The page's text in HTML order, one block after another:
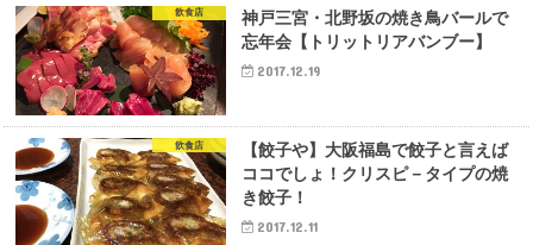
飲食店
神戸三宮・北野坂の焼き鳥バールで
忘年会【トリットリアバンブー】
2017.12.19
飲食店
【餃子や】大阪福島で餃子と言えば
ココでしょ！クリスピ－タイプの焼
き餃子！
2017.12.11